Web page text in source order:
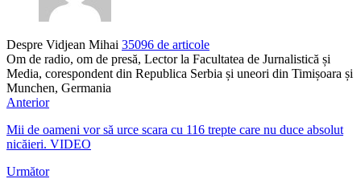
Despre Vidjean Mihai 35096 de articole
Om de radio, om de presă, Lector la Facultatea de Jurnalistică și
Media, corespondent din Republica Serbia și uneori din Timișoara și
Munchen, Germania
Anterior
Mii de oameni vor să urce scara cu 116 trepte care nu duce absolut
nicăieri. VIDEO
Următor